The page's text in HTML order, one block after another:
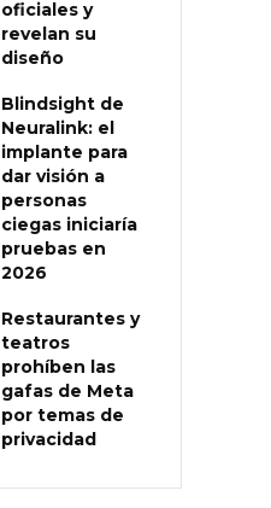
oficiales y
revelan su
diseño
Blindsight de
Neuralink: el
implante para
dar visión a
personas
ciegas iniciaría
pruebas en
2026
Restaurantes y
teatros
prohíben las
gafas de Meta
por temas de
privacidad